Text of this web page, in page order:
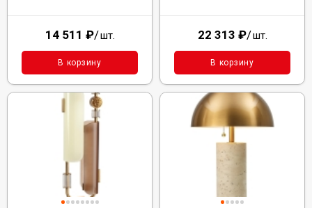
14 511 ₽/шт.
В корзину
22 313 ₽/шт.
В корзину